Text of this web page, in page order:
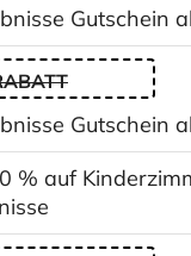
Gutschein
Gutschein
% auf